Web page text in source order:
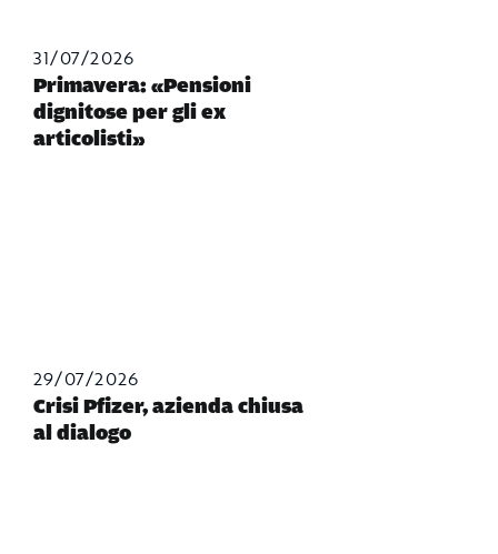
31/07/2026
Primavera: «Pensioni
dignitose per gli ex
articolisti»
29/07/2026
Crisi Pfizer, azienda chiusa
al dialogo